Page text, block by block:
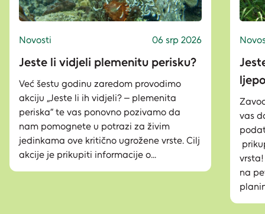
Novosti 06 srp 2026
Jeste li vidjeli plemenitu perisku?
Već šestu godinu zaredom provodimo
akciju „Jeste li ih vidjeli? – plemenita
periska“ te vas ponovno pozivamo da
nam pomognete u potrazi za živim
jedinkama ove kritično ugrožene vrste. Cilj
akcije je prikupiti informacije o...
vas
na